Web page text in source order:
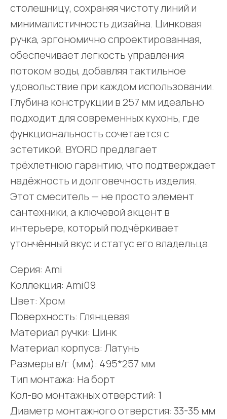
столешницу, сохраняя чистоту линий и
минималистичность дизайна. Цинковая
ручка, эргономично спроектированная,
обеспечивает легкость управления
потоком воды, добавляя тактильное
удовольствие при каждом использовании.
Глубина конструкции в 257 мм идеально
подходит для современных кухонь, где
функциональность сочетается с
эстетикой. BYORD предлагает
трёхлетнюю гарантию, что подтверждает
надёжность и долговечность изделия.
Этот смеситель — не просто элемент
сантехники, а ключевой акцент в
интерьере, который подчёркивает
утончённый вкус и статус его владельца.
Серия: Ami
Коллекция: Ami09
Цвет: Хром
Поверхность: Глянцевая
Материал ручки: Цинк
Материал корпуса: Латунь
Размеры в/г (мм): 495*257 мм
Тип монтажа: На борт
Кол-во монтажных отверстий: 1
Диаметр монтажного отверстия: 33-35 мм